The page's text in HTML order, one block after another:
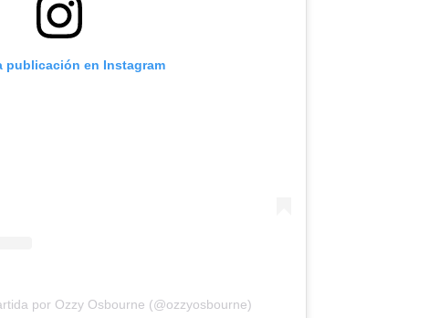
publicación en Instagram
por Ozzy Osbourne (@ozzyosbourne)